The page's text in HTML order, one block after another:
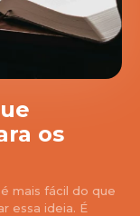
os
mais fácil do que
essa ideia. É